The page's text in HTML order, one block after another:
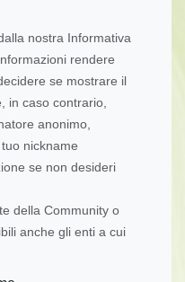
nostra Informativa
rendere
se mostrare il
in caso contrario,
anonimo,
nickname
se non desideri
della Community o
anche gli enti a cui